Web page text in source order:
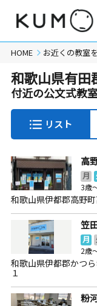
HOME お近くの教室
和歌山県有田
付近の公文式教
リスト
高
月
3歳
和歌山県伊都郡高野
笠
月
2歳
和歌山県伊都郡かつ
１
粉